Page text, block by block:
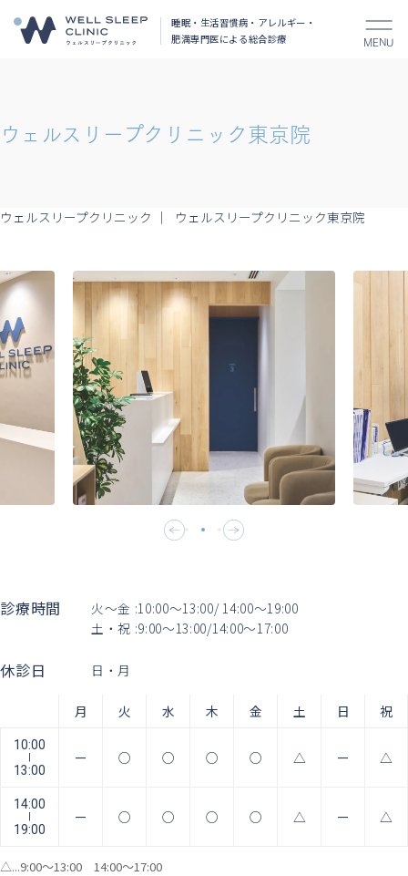
睡眠・生活習慣病・アレルギー・
肥満専門医による総合診療 MENU
ウェルスリープクリニック東京院
ウェルスリープクリニック ウェルスリープクリニック東京院
診療時間
火〜金 :10:00〜13:00/ 14:00〜19:00
土・祝 :9:00〜13:00/14:00〜17:00
休診日 日・月
月 火 水 木 金 土 日 祝
10:00
13:00
ー ○ ○ ○ ○ △ ー △
14:00
19:00
ー ○ ○ ○ ○ △ ー △
△...9:00〜13:00 14:00〜17:00